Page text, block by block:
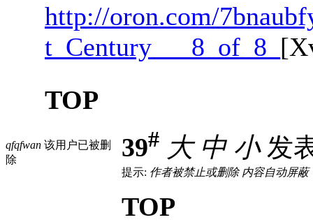
http://oron.com/
t_Century___8_of_8_
TOP
qfqfwan 该用户已被删
除
39# 大 中 小发
提示: 作者被禁止或删除 内容自动屏蔽
TOP